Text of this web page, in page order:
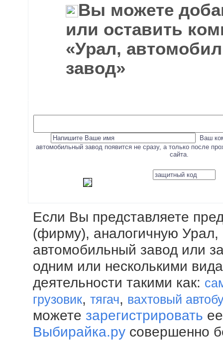
Вы можете
или оставить
«Урал,
завод»
Ваш
автомобильный завод появится не сразу, а только после
сайта.
Если Вы представляете
(фирму), аналогичную Урал,
автомобильный завод или
одним или несколькими
деятельности такими как:
грузовик, тягач, вахтовый
можете зарегистрировать
Выбирайка.ру совершенно